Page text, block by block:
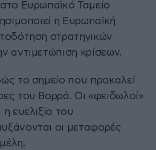
Ευρωπαϊκό Ταμείο
η Ευρωπαϊκή
στρατηγικών
αντιμετώπιση κρίσεων.
το σημείο που προκαλεί
του Βορρά. Οι «φειδωλοί»
ευελιξία του
οι μεταφορές